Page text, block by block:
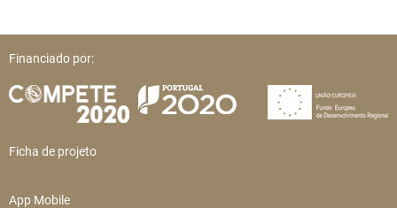
Financiado por:
Ficha de projeto
App Mobile